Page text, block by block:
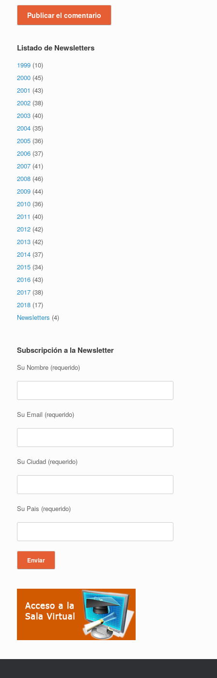
Listado de Newsletters
1999 (10)
2000 (45)
2001 (43)
2002 (38)
2003 (40)
2004 (35)
2005 (36)
2006 (37)
2007 (41)
2008 (46)
2009 (44)
2010 (36)
2011 (40)
2012 (42)
2013 (42)
2014 (37)
2015 (34)
2016 (43)
2017 (38)
2018 (17)
Newsletters (4)
Subscripción a la Newsletter
Su Nombre (requerido)
Su Email (requerido)
Su Ciudad (requerido)
Su Pais (requerido)